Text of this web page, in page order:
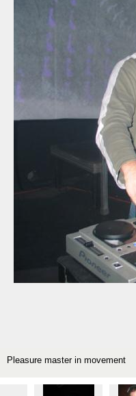
Pleasure master in movement